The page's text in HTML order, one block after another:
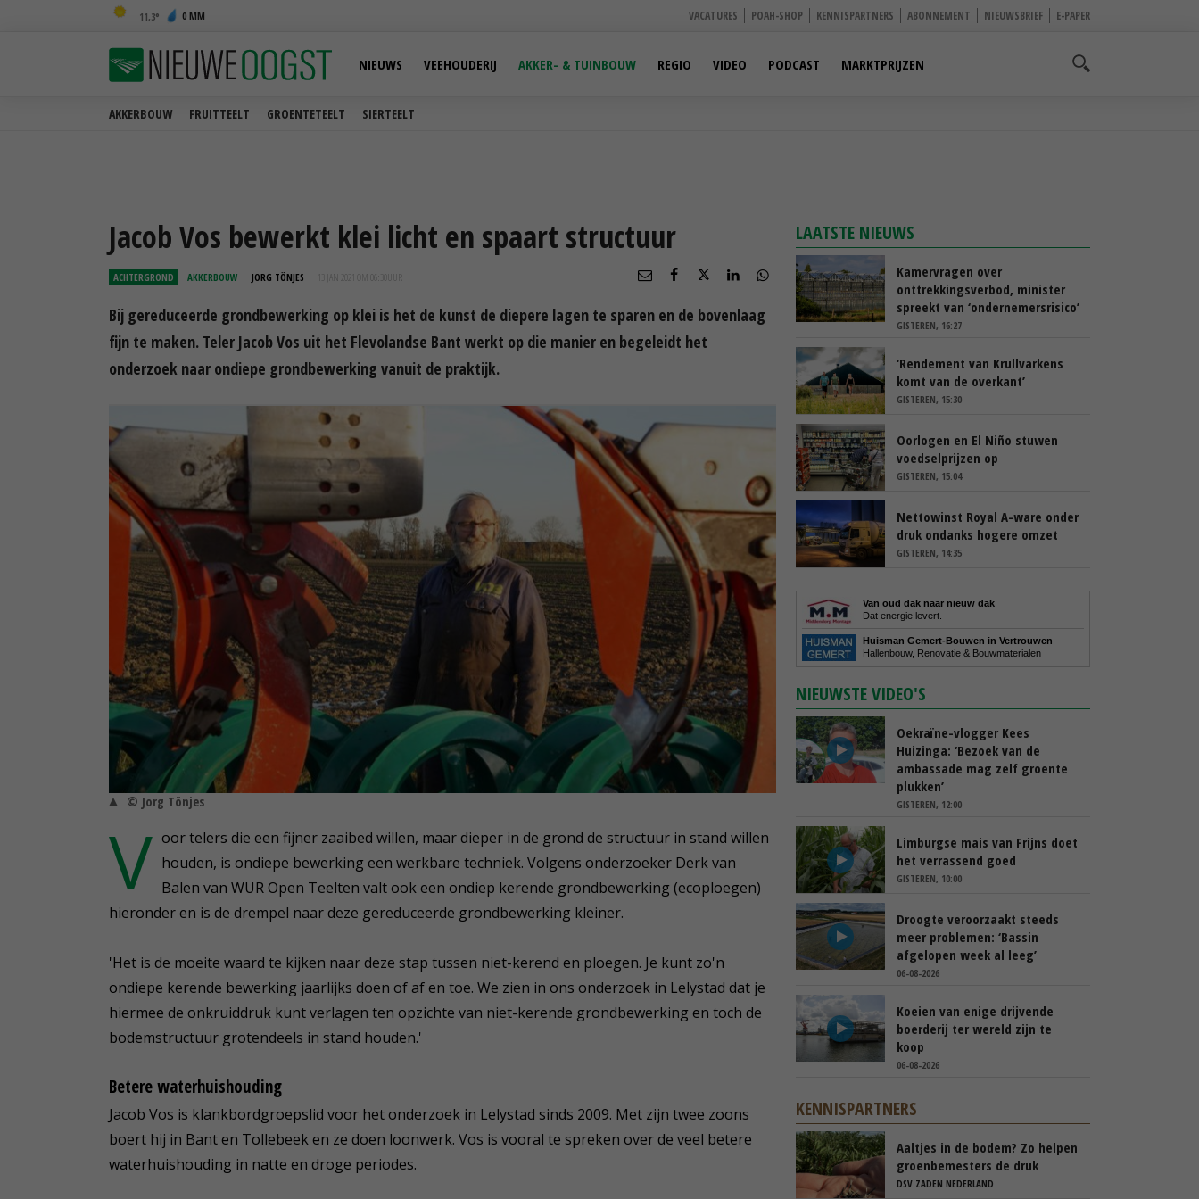
11,3 0 MM VACATURES POAH-SHOP KENNISPARTNERS ABONNEMENT NIEUWSBRIEF E-PAPER
AKKERBOUW FRUITTEELT GROENTETEELT SIERTEELT
NIEUWS VEEHOUDERIJ AKKER- & TUINBOUW REGIO VIDEO PODCAST MARKTPRIJZEN
Jacob Vos bewerkt klei licht en spaart structuur
ACHTERGROND AKKERBOUW JORG TÖNJES 13 JAN 2021 OM 06:30
Bij gereduceerde grondbewerking op klei is het de kunst de diepere lagen te sparen en de bovenlaag
fijn te maken. Teler Jacob Vos uit het Flevolandse Bant werkt op die manier en begeleidt het
onderzoek naar ondiepe grondbewerking vanuit de praktijk.
© Jorg Tönjes
V oor telers die een fijner zaaibed willen, maar dieper in de grond de structuur in stand willen
houden, is ondiepe bewerking een werkbare techniek. Volgens onderzoeker Derk van
Balen van WUR Open Teelten valt ook een ondiep kerende grondbewerking (ecoploegen)
hieronder en is de drempel naar deze gereduceerde grondbewerking kleiner.
'Het is de moeite waard te kijken naar deze stap tussen niet-kerend en ploegen. Je kunt zo'n
ondiepe kerende bewerking jaarlijks doen of af en toe. We zien in ons onderzoek in Lelystad dat je
hiermee de onkruiddruk kunt verlagen ten opzichte van niet-kerende grondbewerking en toch de
bodemstructuur grotendeels in stand houden.'
Betere waterhuishouding
Jacob Vos is klankbordgroepslid voor het onderzoek in Lelystad sinds 2009. Met zijn twee zoons
boert hij in Bant en Tollebeek en ze doen loonwerk. Vos is vooral te spreken over de veel betere
waterhuishouding in natte en droge periodes.
LAATSTE NIEUWS
Kamervragen over
onttrekkingsverbod, minister
spreekt van ‘ondernemersrisico’
GISTEREN, 16:27
‘Rendement van Krullvarkens
komt van de overkant’
GISTEREN, 15:30
Oorlogen en El Niño stuwen
voedselprijzen op
GISTEREN, 15:04
Nettowinst Royal A-ware onder
druk ondanks hogere omzet
GISTEREN, 14:35
Van oud dak naar nieuw dak
Dat energie levert.
Huisman Gemert-Bouwen in Vertrouwen
Hallenbouw, Renovatie & Bouwmaterialen
NIEUWSTE VIDEO'S
Oekraïne-vlogger Kees
Huizinga: ‘Bezoek van de
ambassade mag zelf groente
plukken’
GISTEREN, 12:00
Limburgse mais van Frijns doet
het verrassend goed
GISTEREN, 10:00
Droogte veroorzaakt steeds
meer problemen: ‘Bassin
afgelopen week al leeg’
06-08-2026
Koeien van enige drijvende
boerderij ter wereld zijn te
koop
06-08-2026
KENNISPARTNERS
Aaltjes in de bodem? Zo helpen
groenbemesters de druk
natuurlijk verlagen
DSV ZADEN NEDERLAND